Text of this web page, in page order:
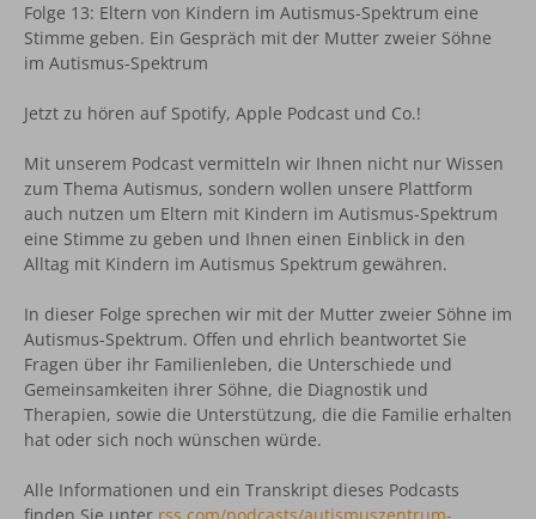
Folge 13: Eltern von Kindern im Autismus-Spektrum eine
Stimme geben. Ein Gespräch mit der Mutter zweier Söhne
im Autismus-Spektrum
Jetzt zu hören auf Spotify, Apple Podcast und Co.!
Mit unserem Podcast vermitteln wir Ihnen nicht nur Wissen
zum Thema Autismus, sondern wollen unsere Plattform
auch nutzen um Eltern mit Kindern im Autismus-Spektrum
eine Stimme zu geben und Ihnen einen Einblick in den
Alltag mit Kindern im Autismus Spektrum gewähren.
In dieser Folge sprechen wir mit der Mutter zweier Söhne im
Autismus-Spektrum. Offen und ehrlich beantwortet Sie
Fragen über ihr Familienleben, die Unterschiede und
Gemeinsamkeiten ihrer Söhne, die Diagnostik und
Therapien, sowie die Unterstützung, die die Familie erhalten
hat oder sich noch wünschen würde.
Alle Informationen und ein Transkript dieses Podcasts